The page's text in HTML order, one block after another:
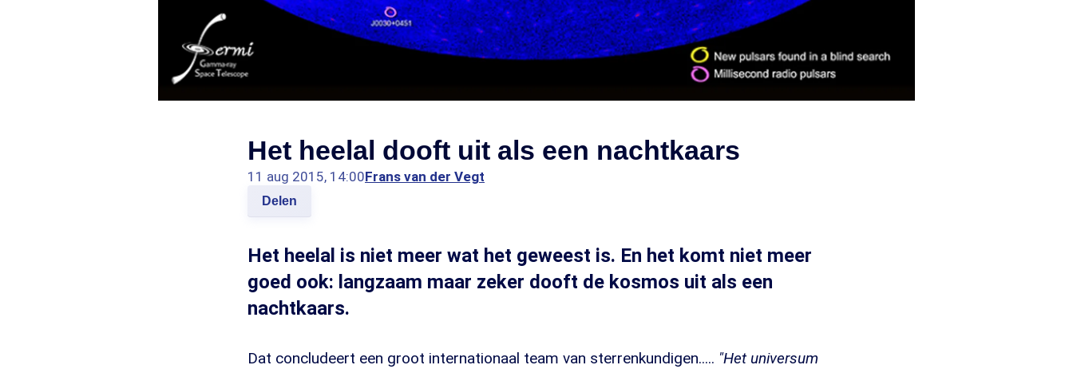
Het heelal dooft uit als een nachtkaars
11 aug 2015, 14:00Frans van der Vegt
Delen
Het heelal is niet meer wat het geweest is. En het komt niet meer
goed ook: langzaam maar zeker dooft de kosmos uit als een
nachtkaars.
Dat concludeert een groot internationaal team van sterrenkundigen..... "Het universum